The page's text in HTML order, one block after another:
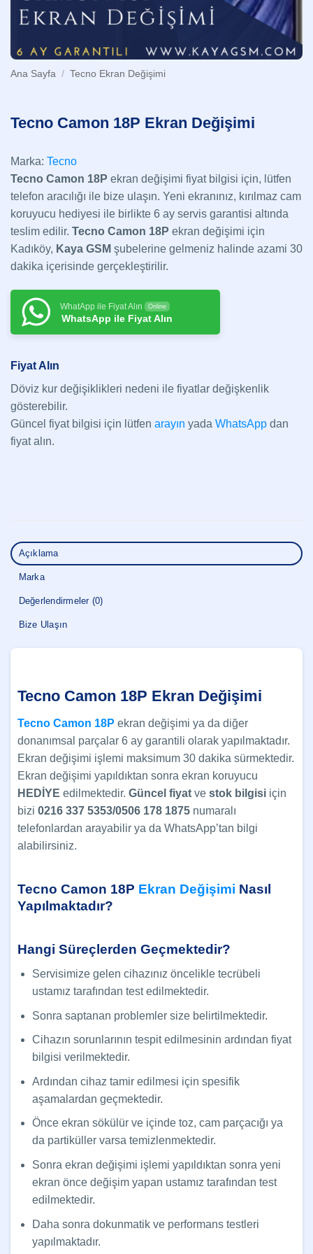
Ana Sayfa / Tecno Ekran Değişimi
Tecno Camon 18P Ekran Değişimi
Marka: Tecno
Tecno Camon 18P ekran değişimi fiyat bilgisi için, lütfen
telefon aracılığı ile bize ulaşın. Yeni ekranınız, kırılmaz cam
koruyucu hediyesi ile birlikte 6 ay servis garantisi altında
teslim edilir. Tecno Camon 18P ekran değişimi için
Kadıköy, Kaya GSM şubelerine gelmeniz halinde azami 30
dakika içerisinde gerçekleştirilir.
WhatApp ile Fiyat Alın Online
WhatsApp ile Fiyat Alın
Fiyat Alın
Döviz kur değişiklikleri nedeni ile fiyatlar değişkenlik
gösterebilir.
Güncel fiyat bilgisi için lütfen arayın yada WhatsApp dan
fiyat alın.
Açıklama
Marka
Değerlendirmeler (0)
Bize Ulaşın
Tecno Camon 18P Ekran Değişimi
Tecno Camon 18P ekran değişimi ya da diğer
donanımsal parçalar 6 ay garantili olarak yapılmaktadır.
Ekran değişimi işlemi maksimum 30 dakika sürmektedir.
Ekran değişimi yapıldıktan sonra ekran koruyucu
HEDİYE edilmektedir. Güncel fiyat ve stok bilgisi için
bizi 0216 337 5353/0506 178 1875 numaralı
telefonlardan arayabilir ya da WhatsApp’tan bilgi
alabilirsiniz.
Tecno Camon 18P Ekran Değişimi Nasıl
Yapılmaktadır?
Hangi Süreçlerden Geçmektedir?
Servisimize gelen cihazınız öncelikle tecrübeli
ustamız tarafından test edilmektedir.
Sonra saptanan problemler size belirtilmektedir.
Cihazın sorunlarının tespit edilmesinin ardından fiyat
bilgisi verilmektedir.
Ardından cihaz tamir edilmesi için spesifik
aşamalardan geçmektedir.
Önce ekran sökülür ve içinde toz, cam parçacığı ya
da partiküller varsa temizlenmektedir.
Sonra ekran değişimi işlemi yapıldıktan sonra yeni
ekran önce değişim yapan ustamız tarafından test
edilmektedir.
Daha sonra dokunmatik ve performans testleri
yapılmaktadır.